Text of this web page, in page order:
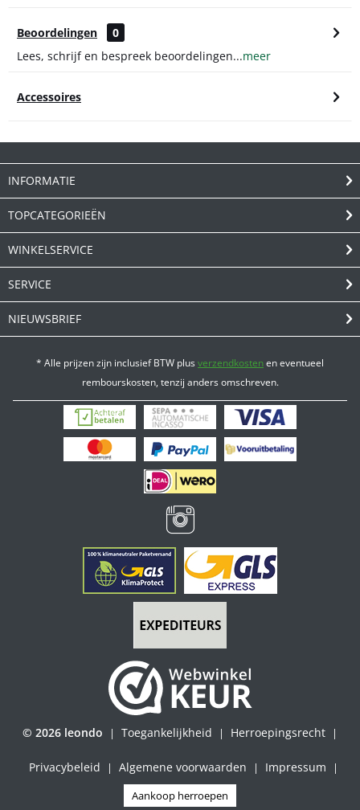
Beoordelingen
0
Lees, schrijf en bespreek beoordelingen...meer
Accessoires
INFORMATIE
TOPCATEGORIEËN
WINKELSERVICE
SERVICE
NIEUWSBRIEF
* Alle prijzen zijn inclusief BTW plusverzendkostenen eventueel
rembourskosten, tenzij anders omschreven.
© 2026 leondo | Toegankelijkheid | Herroepingsrecht |
Privacybeleid | Algemene voorwaarden | Impressum
|
Aankoop herroepen